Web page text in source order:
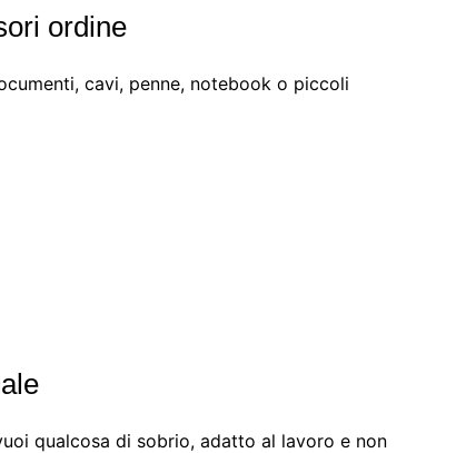
ordine
cavi, penne, notebook o piccoli
qualcosa di sobrio, adatto al lavoro e non